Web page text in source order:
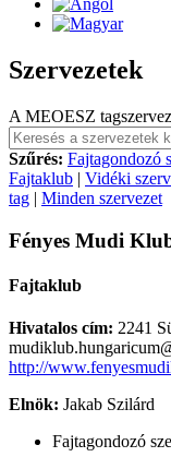
Szervezetek
A MEOESZ
Szűrés: Fajtagondozó
Fajtaklub | Vidéki
tag | Minden szervezet
Fényes Mudi
Fajtaklub
Hivatalos cím: 2241
http://
Elnök: Jakab Szilárd
Fajtagondozó